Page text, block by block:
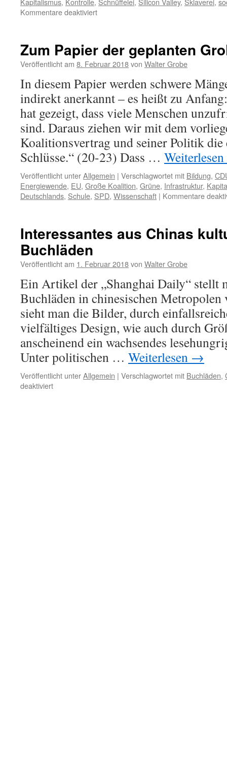
Kommentare deaktiviertfür
die
digitalkapitalistische
Zum Papier der geplanten
Veröffentlicht am 8. Februar 2018von Walter Grobe
In diesem Papier werden schwere
indirekt anerkannt – es heißt zu
hat gezeigt, dass viele Menschen
sind. Daraus ziehen wir mit dem
Koalitionsvertrag und seiner Politik die
Schlüsse.“ (20-23) Dass … Weiterlesen
Veröffentlicht unterAllgemein | Verschlagwortet mit Bildung,
Energiewende, EU, Große Koalition, Grüne, Infrastruktur,
Deutschlands, Schule, SPD, Wissenschaft | Kommentare
Interessantes aus Chinas
Buchläden
Veröffentlicht am 1. Februar 2018von Walter Grobe
Ein Artikel der „Shanghai Daily“ stellt
Buchläden in chinesischen Metropolen
sieht man die Bilder, durch
vielfältiges Design, wie auch durch
anscheinend ein wachsendes
Unter politischen … Weiterlesen →
Veröffentlicht unterAllgemein | Verschlagwortet mit Buchläden,
deaktiviertfür